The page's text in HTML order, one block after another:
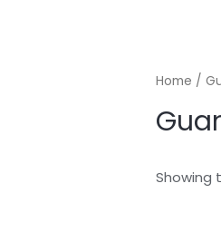
Home /
Showing